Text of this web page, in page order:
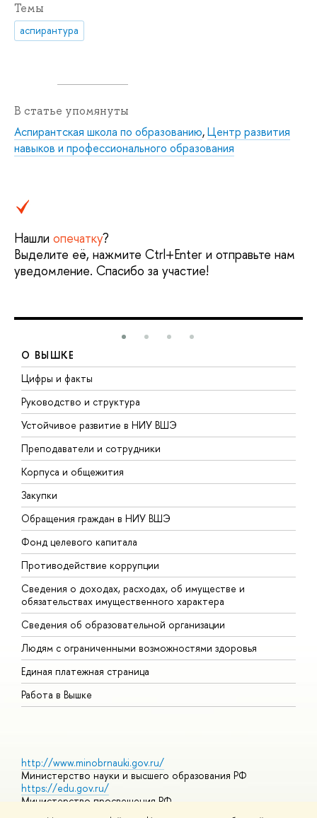
Темы
аспирантура
В статье упомянуты
Аспирантская школа по образованию,Центр развития
навыков и профессионального образования
Нашли опечатку?
Выделите её, нажмите Ctrl+Enter и отправьте нам
уведомление. Спасибо за участие!
О ВЫШКЕ
Цифры и факты
Руководство и структура
Устойчивое развитие в НИУ ВШЭ
Преподаватели и сотрудники
Корпуса и общежития
Закупки
Обращения граждан в НИУ ВШЭ
Фонд целевого капитала
Противодействие коррупции
Сведения о доходах, расходах, об имуществе и
обязательствах имущественного характера
Сведения об образовательной организации
Людям с ограниченными возможностями здоровья
Единая платежная страница
Работа в Вышке
http://www.minobrnauki.gov.ru/
Министерство науки и высшего образования РФ
https://edu.gov.ru/
Министерство просвещения РФ
https://elearning.hse.ru/mooc